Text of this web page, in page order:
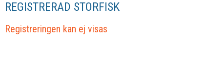
REGISTRERAD STORFISK
Registreringen kan ej visas